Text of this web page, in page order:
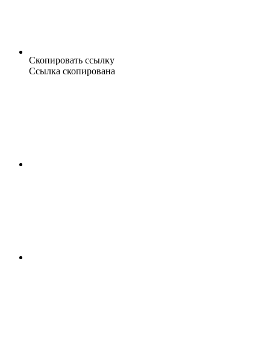
Скопировать ссылку
Ссылка скопирована